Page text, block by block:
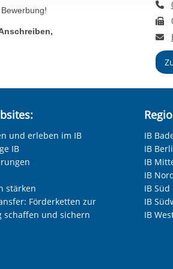
Cookies, die erforderlich zur
Website-Funktionen sind. Diese
von einer Einwilligung.
und erleben im IB
IB
stärken
Förderketten zur
schaffen und sichern
IB
IB
IB
IB
IB Süd
IB
IB